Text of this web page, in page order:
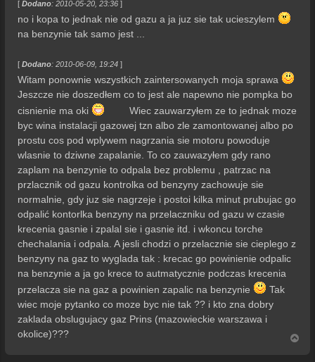
[ Dodano: 2010-05-20, 23:36 ]
no i kopa to jednak nie od gazu a ja juz sie tak ucieszylem
na benzynie tak samo jest ...
[ Dodano: 2010-06-09, 19:24 ]
Witam ponownie wszystkich zaintersowanych moja sprawa
Jeszcze nie doszedłem co to jest ale napewno nie pompka bo
cisnienie ma oki
Wiec zauwarzyłem ze to jednak moze
byc wina instalacji gazowej tzn albo zle zamontowanej albo po
prostu cos pod wplywem nagrzania sie motoru powoduje
wlasnie to dziwne zapalanie. To co zauwazyłem gdy rano
zaplam na benzynie to odpala bez problemu , patrzac na
przlacznik od gazu kontrolka od benzyny zachowuje sie
normalnie, gdy juz sie nagrzeje i postoi kilka minut prubujac go
odpalić kontorlka benzyny na przelaczniku od gazu w czasie
krecenia gasnie i zpalal sie i gasnie itd. i wkoncu torche
chechalania i odpala. A jesli chodzi o przelacznie sie cieplego z
benzyny na gaz to wyglada tak : krecac go powinienie odpalic
na benzynie a ja go krece to autmatycznie podczas krecenia
przelacza sie na gaz a powinien zapalic na benzynie
Tak
wiec moje pytanko co moze byc nie tak ?? i kto zna dobry
zaklada obslugujacy gaz Prins (mazowieckie warszawa i
okolice)???